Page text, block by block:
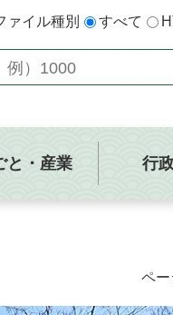
ァイル種別 すべて
と・産業 行
ペー